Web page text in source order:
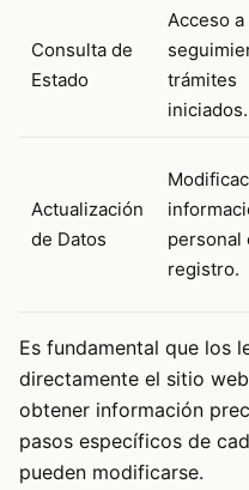
Consulta de
Estado
Acceso a
trámites
iniciados.
Actualización
de Datos
personal
registro.
Es fundamental que los
directamente el sitio
obtener información
pasos específicos de
pueden modificarse.